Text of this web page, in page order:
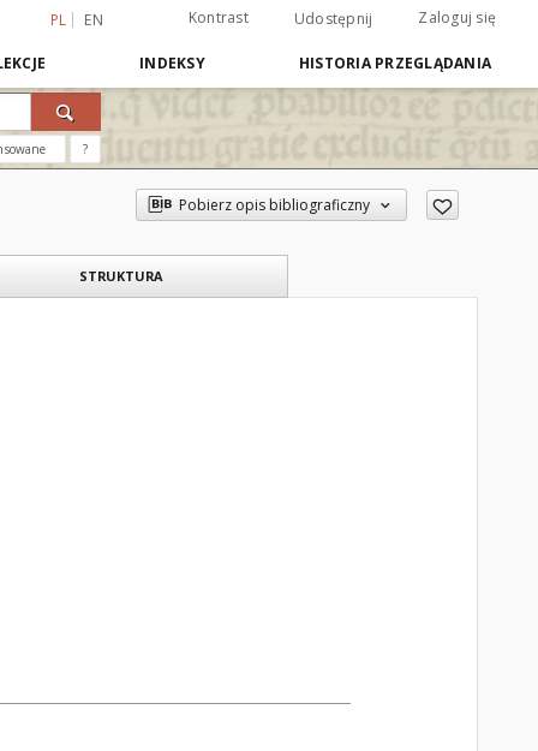
PL EN Kontrast Udostępnij Zaloguj się
INDEKSY HISTORIA PRZEGLĄDANIA
?
Pobierz opis bibliograficzny
STRUKTURA